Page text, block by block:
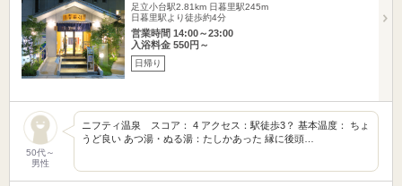
足立小台駅2.81km 日暮里駅245m
日暮里駅より徒歩約4分
営業時間 14:00～23:00
入浴料金 550円～
日帰り
50代～
男性
ニフティ温泉 スコア： 4 アクセス：駅徒歩3？ 基本温度： ちょ
うど良い あつ湯・ぬる湯：たしかあった 縁に後頭…